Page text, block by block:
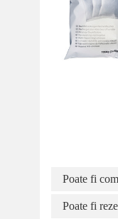
Poate fi
Poate fi